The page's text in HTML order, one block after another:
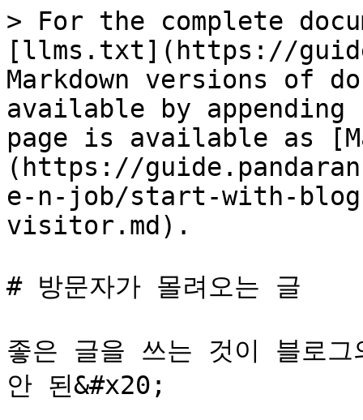
> For the complete
[llms.txt](https://
Markdown versions of
available by
page is available as
(https://
e-n-job/start-with-
visitor.md).
# 방문자가 몰려오는 글
좋은 글을 쓰는 것이 블로
안 된&#x20;